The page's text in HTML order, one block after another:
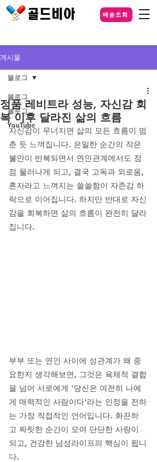
배송조회
게시물
블로그
블로그
YouTube
블로그
정품 레비트라 성능, 자신감 회
복 이후 달라진 삶의 흐름
자신감이 무너지면 삶의 모든 흐름이 멈
춘 듯 느껴집니다. 은밀한 순간의 작은
불안이 반복되면서 연인관계에서도 점
점 물러나게 되고, 결국 고독과 외로움,
혼자라고 느껴지는 쓸쓸함이 자존감 하
락으로 이어집니다. 하지만 반대로 자신
감을 회복하면 삶의 흐름이 완전히 달라
집니다.
부부 또는 연인 사이에 성관계가 왜 중
요한지 생각해보면, 그것은 육체적 결합
을 넘어 서로에게 '당신은 여전히 나에
게 매력적인 사람이다'라는 인정을 전하
는 가장 직접적인 언어입니다. 화끈하
고 짜릿한 순간이 모여 단단한 사랑이
되고, 건강한 남성라이프의 핵심이 됩니
다.